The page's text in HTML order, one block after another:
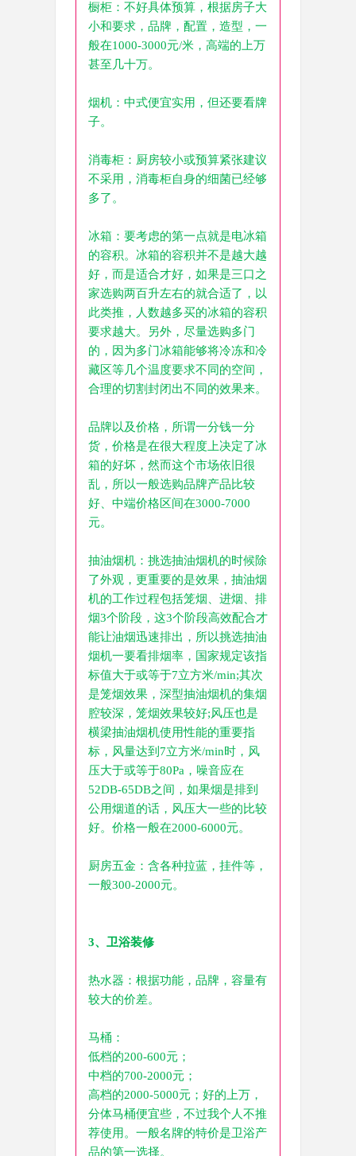
橱柜：不好具体预算，根据房子大
小和要求，品牌，配置，造型，一
般在1000-3000元/米，高端的上万
甚至几十万。
烟机：中式便宜实用，但还要看牌
子。
消毒柜：厨房较小或预算紧张建议
不采用，消毒柜自身的细菌已经够
多了。
冰箱：要考虑的第一点就是电冰箱
的容积。冰箱的容积并不是越大越
好，而是适合才好，如果是三口之
家选购两百升左右的就合适了，以
此类推，人数越多买的冰箱的容积
要求越大。另外，尽量选购多门
的，因为多门冰箱能够将冷冻和冷
藏区等几个温度要求不同的空间，
合理的切割封闭出不同的效果来。
品牌以及价格，所谓一分钱一分
货，价格是在很大程度上决定了冰
箱的好坏，然而这个市场依旧很
乱，所以一般选购品牌产品比较
好、中端价格区间在3000-7000
元。
抽油烟机：挑选抽油烟机的时候除
了外观，更重要的是效果，抽油烟
机的工作过程包括笼烟、进烟、排
烟3个阶段，这3个阶段高效配合才
能让油烟迅速排出，所以挑选抽油
烟机一要看排烟率，国家规定该指
标值大于或等于7立方米/min;其次
是笼烟效果，深型抽油烟机的集烟
腔较深，笼烟效果较好;风压也是
横梁抽油烟机使用性能的重要指
标，风量达到7立方米/min时，风
压大于或等于80Pa，噪音应在
52DB-65DB之间，如果烟是排到
公用烟道的话，风压大一些的比较
好。价格一般在2000-6000元。
厨房五金：含各种拉蓝，挂件等，
一般300-2000元。
3、卫浴装修
热水器：根据功能，品牌，容量有
较大的价差。
马桶：
低档的200-600元；
中档的700-2000元；
高档的2000-5000元；好的上万，
分体马桶便宜些，不过我个人不推
荐使用。一般名牌的特价是卫浴产
品的第一选择。